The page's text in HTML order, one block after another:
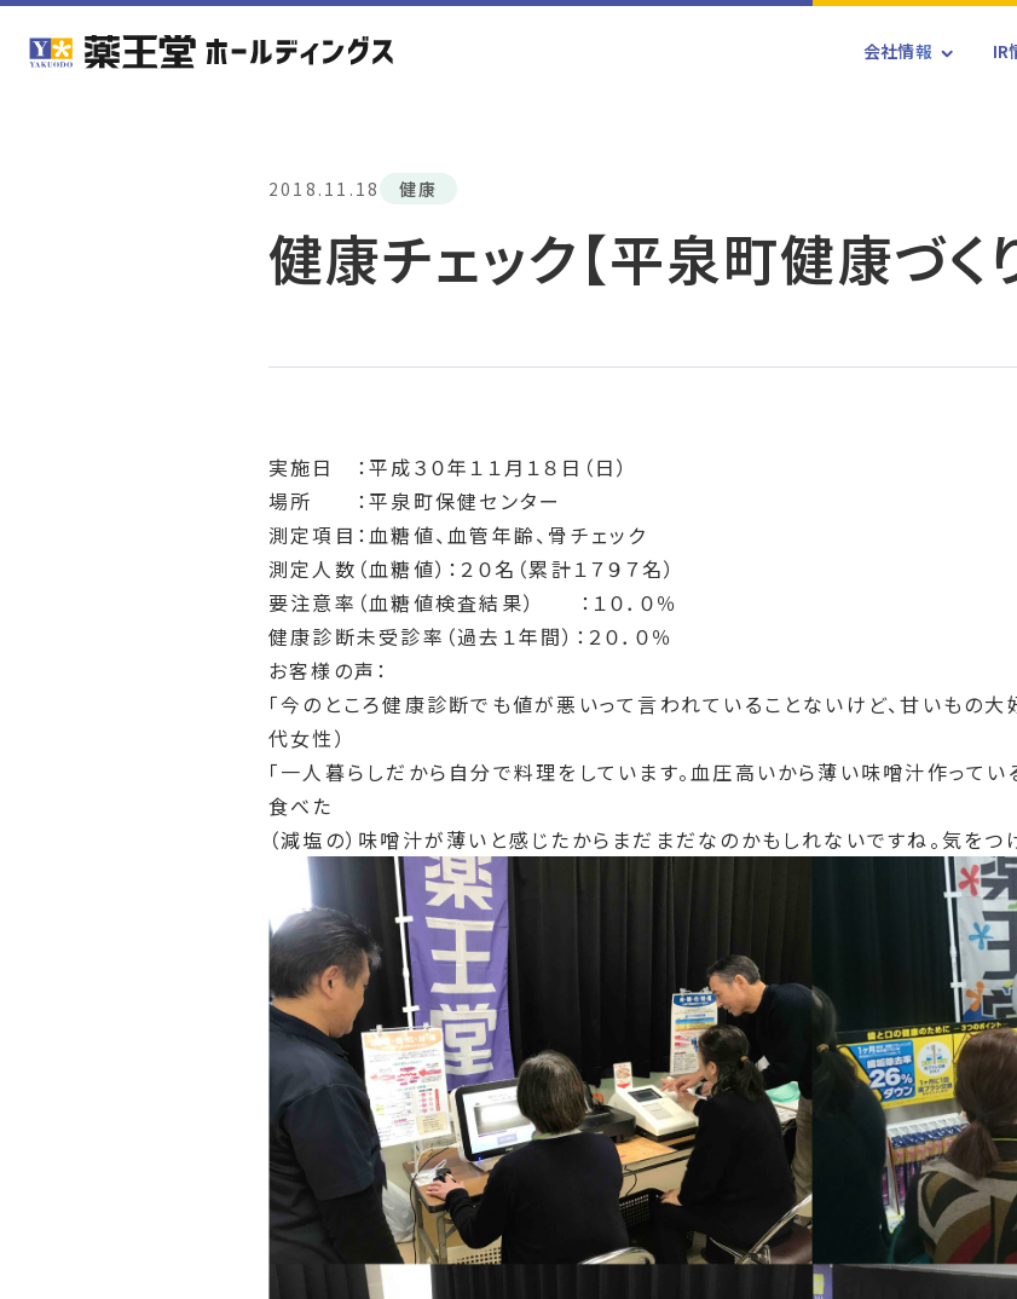
会社情報 IR
2018.11.18 健康
健康チェック【平泉町健康づく
実施日 ：平成３０年１１月１８日（日）
場所 ：平泉町保健センター
測定項目：血糖値、血管年齢、骨チェック
測定人数（血糖値）：２０名（累計１７９７名）
要注意率（血糖値検査結果） ：１０．０％
健康診断未受診率（過去１年間）：２０．０％
お客様の声：
「今のところ健康診断でも値が悪いって言われていることないけど、甘いもの大
代女性）
「一人暮らしだから自分で料理をしています。血圧高いから薄い味噌汁作ってい
食べた
（減塩の）味噌汁が薄いと感じたからまだまだなのかもしれないですね。気をつけ